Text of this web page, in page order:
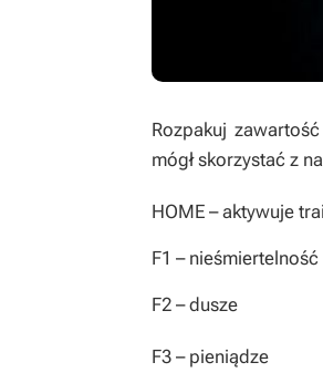
Rozpakuj
mógł skorzystać z
HOME – aktywuje
F1 – nieśmiertelność
F2 – dusze
F3 – pieniądze